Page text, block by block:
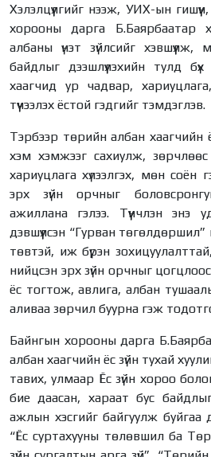
Хэлэлцүүлгийг нээж, УИХ-ын
хорооны дарга Б.Баярбаатар
албаны үнэт зүйлсийг хэвшүүлж,
байдлыг дээшлүүлэхийн тулд
хаагчид ур чадвар,
түүчээлэх ёстой гэдгийг тэмдэглэв.
Тэрбээр төрийн албан хаагчийн
хэм хэмжээг сахиулж, зөрчлөөс
хариуцлага хүлээлгэх, мөн соён
эрх зүйн орчныг
ажиллана гэлээ. Түүнчлэн энэ
дэвшүүлсэн “Гурван төгөлдөршил”
төвтэй, иж бүрэн
нийцсэн эрх зүйн орчныг
ёс тогтож, авлига, албан
аливаа зөрчил буурна гэж
Байнгын хорооны дарга
албан хаагчийн ёс зүйн тухай
тавих, улмаар Ёс зүйн хороо
бие даасан, хараат бус байдлыг
ажлын хэсгийг байгуулж буйгаа
“Ёс суртахууны төлөвшил ба